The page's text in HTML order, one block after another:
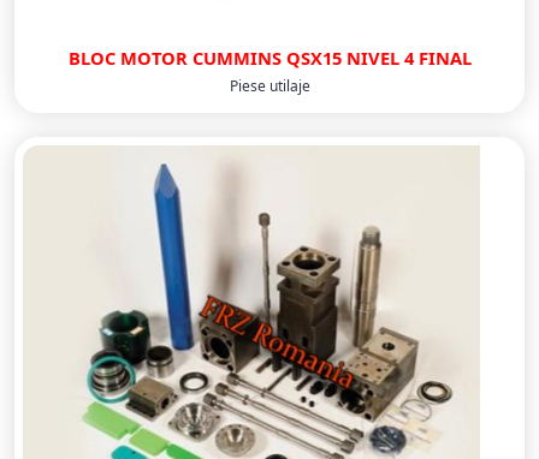
BLOC MOTOR CUMMINS QSX15 NIVEL 4 FINAL
Piese utilaje